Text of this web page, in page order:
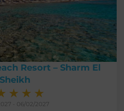
Resort – Sharm El
Sheikh
★ ★ ★
- 06/02/2027